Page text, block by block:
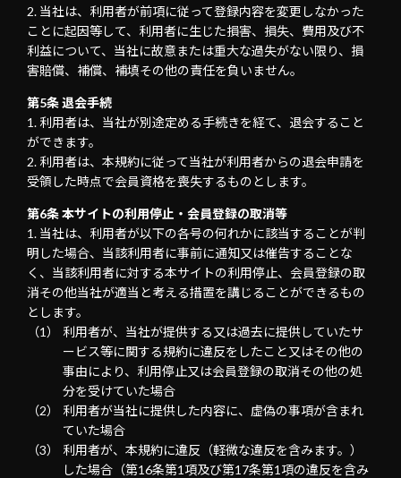
当社は、利用者が前項に従って登録内容を変更しなかった
ことに起因等して、利用者に生じた損害、損失、費用及び不
利益について、当社に故意または重大な過失がない限り、損
害賠償、補償、補填その他の責任を負いません。
第5条 退会手続
利用者は、当社が別途定める手続きを経て、退会すること
ができます。
利用者は、本規約に従って当社が利用者からの退会申請を
受領した時点で会員資格を喪失するものとします。
第6条 本サイトの利用停止・会員登録の取消等
当社は、利用者が以下の各号の何れかに該当することが判
明した場合、当該利用者に事前に通知又は催告することな
く、当該利用者に対する本サイトの利用停止、会員登録の取
消その他当社が適当と考える措置を講じることができるもの
とします。
利用者が、当社が提供する又は過去に提供していたサ
ービス等に関する規約に違反をしたこと又はその他の
事由により、利用停止又は会員登録の取消その他の処
分を受けていた場合
利用者が当社に提供した内容に、虚偽の事項が含まれ
ていた場合
利用者が、本規約に違反（軽微な違反を含みます。）
した場合（第16条第1項及び第17条第1項の違反を含み